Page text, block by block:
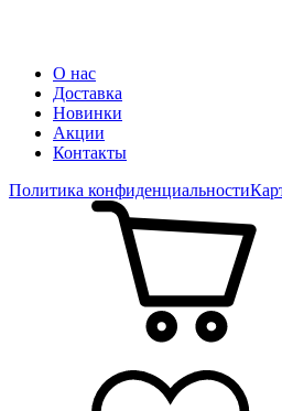
О нас
Доставка
Новинки
Акции
Контакты
Политика конфиденциальности